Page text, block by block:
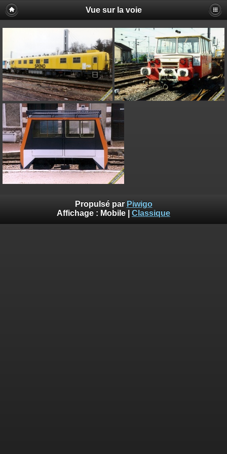
Vue sur la voie
Propulsé par Piwigo
Affichage : Mobile Classique